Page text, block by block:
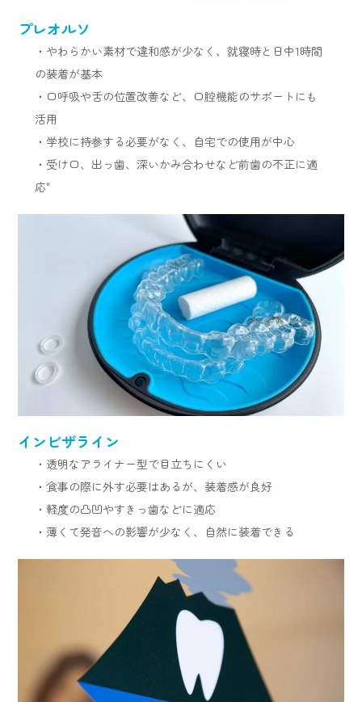
プレオルソ
・やわらかい素材で違和感が少なく、就寝時と日中1時間
の装着が基本
・口呼吸や舌の位置改善など、口腔機能のサポートにも
活用
・学校に持参する必要がなく、自宅での使用が中心
・受け口、出っ歯、深いかみ合わせなど前歯の不正に適
応"
インビザライン
・透明なアライナー型で目立ちにくい
・食事の際に外す必要はあるが、装着感が良好
・軽度の凸凹やすきっ歯などに適応
・薄くて発音への影響が少なく、自然に装着できる